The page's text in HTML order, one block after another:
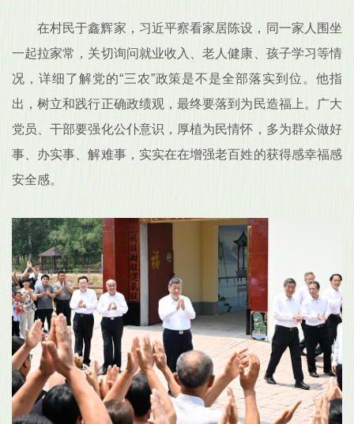
在村民于鑫辉家，习近平察看家居陈设，同一家人围坐
一起拉家常，关切询问就业收入、老人健康、孩子学习等情
况，详细了解党的“三农”政策是不是全部落实到位。他指
出，树立和践行正确政绩观，最终要落到为民造福上。广大
党员、干部要强化公仆意识，厚植为民情怀，多为群众做好
事、办实事、解难事，实实在在增强老百姓的获得感幸福感
安全感。